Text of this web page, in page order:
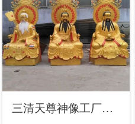
三清天尊神像工厂，铜神像，铸铜三清天尊神像制作